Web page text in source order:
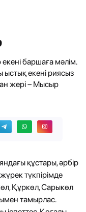
баршаға мәлім.
ыстық екені риясыз
жері – Мысыр
құстары, әрбір
түкпірімде
Құркөл, Сарыкөл
тамырлас.